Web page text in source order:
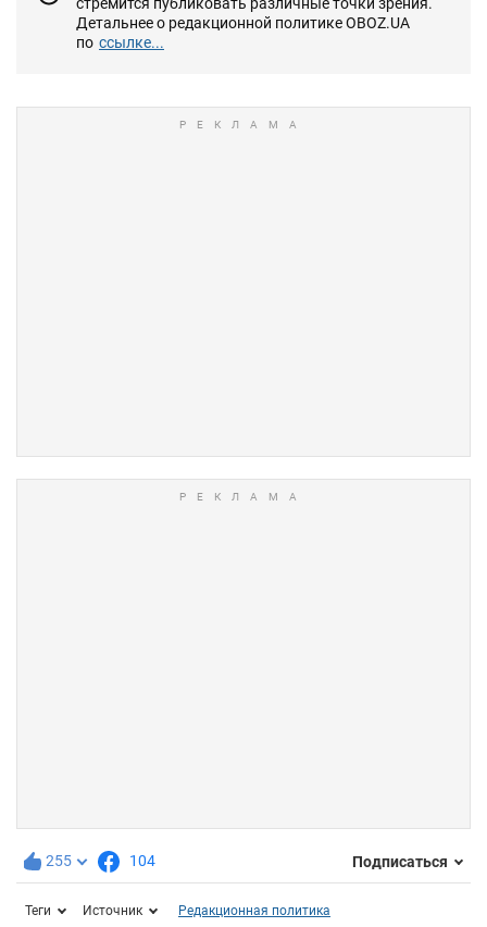
стремится публиковать различные точки зрения.
Детальнее о редакционной политике OBOZ.UA
по ссылке...
255 104 Подписаться
Теги Источник Редакционная политика